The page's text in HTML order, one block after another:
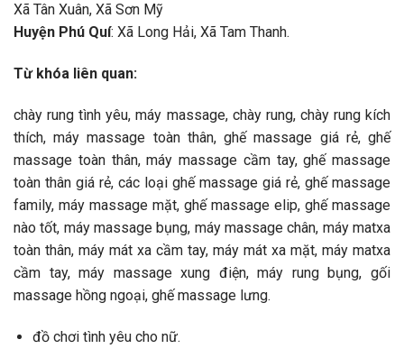
Xã Tân Xuân, Xã Sơn Mỹ
Huyện Phú Quí: Xã Long Hải, Xã Tam Thanh.
Từ khóa liên quan:
chày rung tình yêu, máy massage, chày rung, chày rung kích
thích, máy massage toàn thân, ghế massage giá rẻ, ghế
massage toàn thân, máy massage cầm tay, ghế massage
toàn thân giá rẻ, các loại ghế massage giá rẻ, ghế massage
family, máy massage mặt, ghế massage elip, ghế massage
nào tốt, máy massage bụng, máy massage chân, máy matxa
toàn thân, máy mát xa cầm tay, máy mát xa mặt, máy matxa
cầm tay, máy massage xung điện, máy rung bụng, gối
massage hồng ngoại, ghế massage lưng.
đồ chơi tình yêu cho nữ.